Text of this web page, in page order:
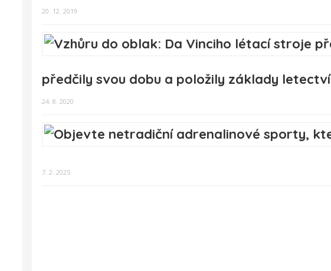
20. 12. 2019
předčily svou dobu a položily základy letectví
24. 8. 2020
7. 2. 2025